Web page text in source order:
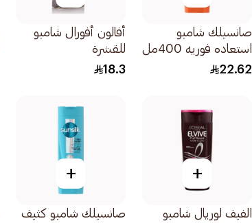
صانسيلك شامبو
استعاده فوريه 400مل
22.62
أفالون أفورال شامبو
للقشرة
18.3
+
الفيف لوريال شامبو
+
صانسيلك شامبو كثيف